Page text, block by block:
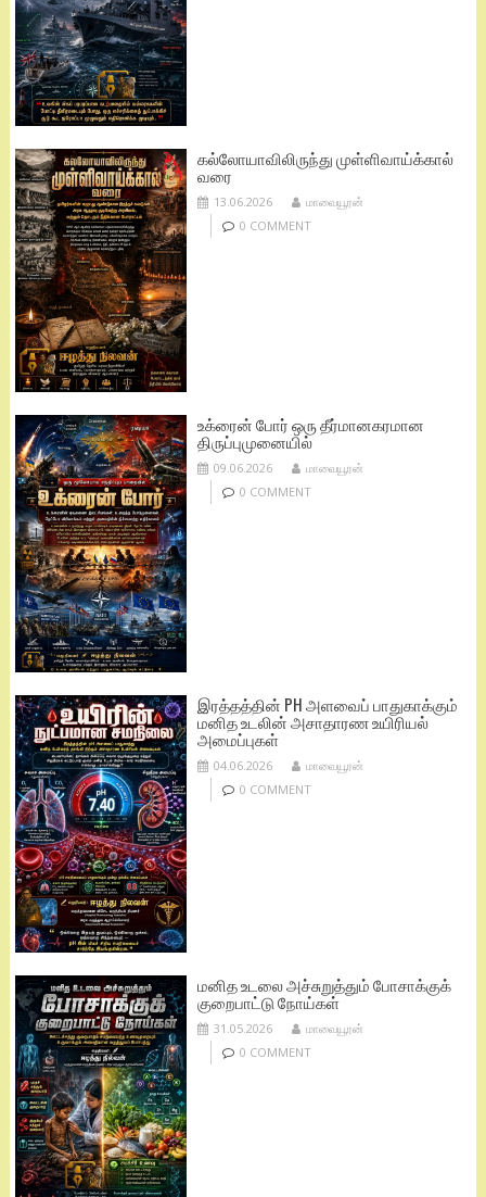
கல்லோயாவிலிருந்து முள்ளிவாய்க்கால்
வரை
13.06.2026
மாவையூரன்
0 COMMENT
உக்ரைன் போர் ஒரு தீர்மானகரமான
திருப்புமுனையில்
09.06.2026
மாவையூரன்
0 COMMENT
இரத்தத்தின் PH அளவைப் பாதுகாக்கும்
மனித உடலின் அசாதாரண உயிரியல்
அமைப்புகள்
04.06.2026
மாவையூரன்
0 COMMENT
மனித உடலை அச்சுறுத்தும் போசாக்குக்
குறைபாட்டு நோய்கள்
31.05.2026
மாவையூரன்
0 COMMENT